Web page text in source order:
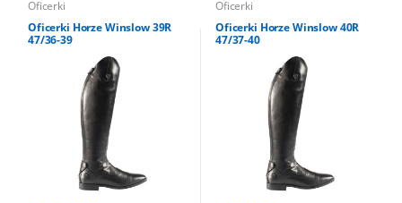
Oficerki
Oficerki Horze Winslow 39R
47/36-39
Oficerki
Oficerki Horze Winslow 40R
47/37-40